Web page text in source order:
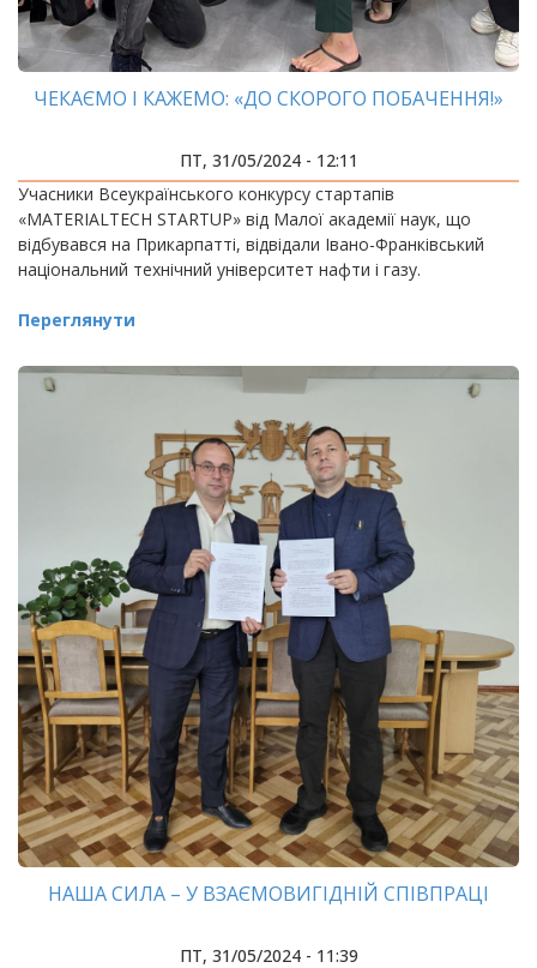
ЧЕКАЄМО І КАЖЕМО: «ДО СКОРОГО ПОБАЧЕННЯ!»
ПТ, 31/05/2024 - 12:11
Учасники Всеукраїнського конкурсу стартапів
«MATERIALTECH STARTUP» від Малої академії наук, що
відбувався на Прикарпатті, відвідали Івано-Франківський
національний технічний університет нафти і газу.
Переглянути
НАША СИЛА – У ВЗАЄМОВИГІДНІЙ СПІВПРАЦІ
ПТ, 31/05/2024 - 11:39